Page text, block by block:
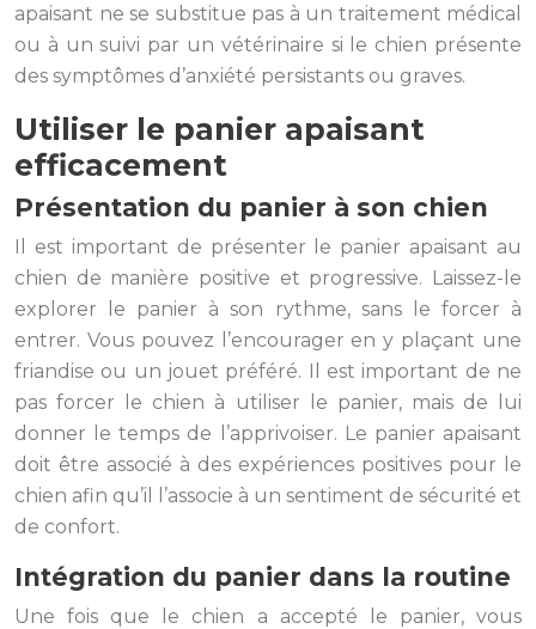
apaisant ne se substitue pas à un traitement médical
ou à un suivi par un vétérinaire si le chien présente
des symptômes d’anxiété persistants ou graves.
Utiliser le panier apaisant
efficacement
Présentation du panier à son chien
Il est important de présenter le panier apaisant au
chien de manière positive et progressive. Laissez-le
explorer le panier à son rythme, sans le forcer à
entrer. Vous pouvez l’encourager en y plaçant une
friandise ou un jouet préféré. Il est important de ne
pas forcer le chien à utiliser le panier, mais de lui
donner le temps de l’apprivoiser. Le panier apaisant
doit être associé à des expériences positives pour le
chien afin qu’il l’associe à un sentiment de sécurité et
de confort.
Intégration du panier dans la routine
Une fois que le chien a accepté le panier, vous